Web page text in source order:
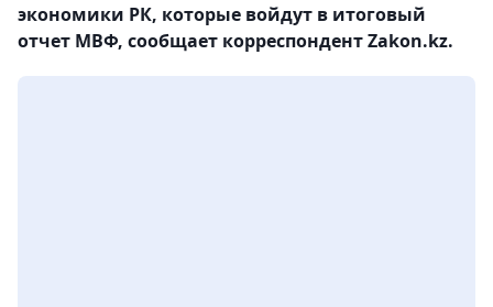
экономики РК, которые войдут в итоговый
отчет МВФ, сообщает корреспондент Zakon.kz.